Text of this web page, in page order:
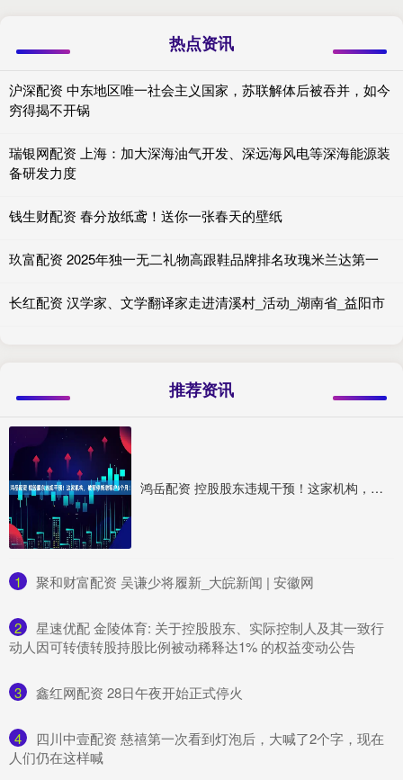
热点资讯
沪深配资 中东地区唯一社会主义国家，苏联解体后被吞并，如今
穷得揭不开锅
瑞银网配资 上海：加大深海油气开发、深远海风电等深海能源装
备研发力度
钱生财配资 春分放纸鸢！送你一张春天的壁纸
玖富配资 2025年独一无二礼物高跟鞋品牌排名玫瑰米兰达第一
长红配资 汉学家、文学翻译家走进清溪村_活动_湖南省_益阳市
推荐资讯
鸿岳配资 控股股东违规干预！这家机构，被暂停新增客户6个月！
1 ​聚和财富配资 吴谦少将履新_大皖新闻 | 安徽网
2
​星速优配 金陵体育: 关于控股股东、实际控制人及其一致行
动人因可转债转股持股比例被动稀释达1% 的权益变动公告
3 ​鑫红网配资 28日午夜开始正式停火
4
​四川中壹配资 慈禧第一次看到灯泡后，大喊了2个字，现在
人们仍在这样喊